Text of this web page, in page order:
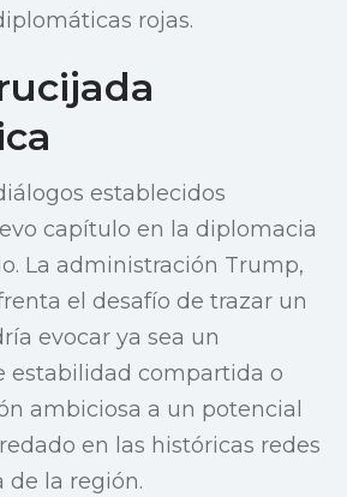
rojas.
establecidos
capítulo en la diplomacia
La administración Trump,
el desafío de trazar un
evocar ya sea un
estabilidad compartida o
ambiciosa a un potencial
en las históricas redes
de la región.